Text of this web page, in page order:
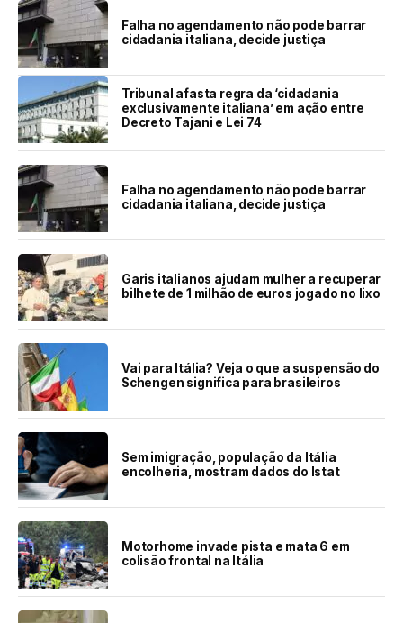
Falha no agendamento não pode barrar
cidadania italiana, decide justiça
Tribunal afasta regra da ‘cidadania
exclusivamente italiana’ em ação entre
Decreto Tajani e Lei 74
Falha no agendamento não pode barrar
cidadania italiana, decide justiça
Garis italianos ajudam mulher a recuperar
bilhete de 1 milhão de euros jogado no lixo
Vai para Itália? Veja o que a suspensão do
Schengen significa para brasileiros
Sem imigração, população da Itália
encolheria, mostram dados do Istat
Motorhome invade pista e mata 6 em
colisão frontal na Itália